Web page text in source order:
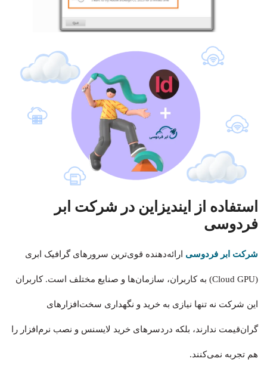
استفاده از ایندیزاین در شرکت ابر
فردوسی
شرکت ابر فردوسی ارائه‌دهنده قوی‌ترین سرورهای گرافیک ابری
(Cloud GPU) به کاربران، سازمان‌ها و صنایع مختلف است. کاربران
این شرکت نه تنها نیازی به خرید و نگهداری سخت‌افزارهای
گران‌قیمت ندارند، بلکه دردسرهای خرید لایسنس و نصب نرم‌افزار را
هم تجربه نمی‌کنند.